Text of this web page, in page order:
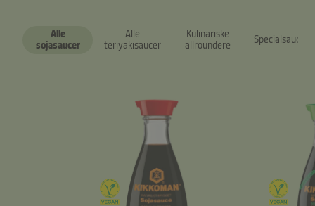
Alle
sojasaucer
Alle
teriyakisaucer
Kulinariske
allroundere
Specialsaucer